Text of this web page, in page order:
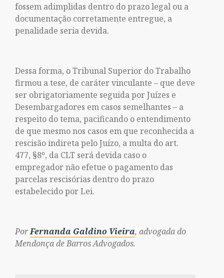
fossem adimplidas dentro do prazo legal ou a
documentação corretamente entregue, a
penalidade seria devida.
Dessa forma, o Tribunal Superior do Trabalho
firmou a tese, de caráter vinculante – que deve
ser obrigatoriamente seguida por Juízes e
Desembargadores em casos semelhantes – a
respeito do tema, pacificando o entendimento
de que mesmo nos casos em que reconhecida a
rescisão indireta pelo Juízo, a multa do art.
477, §8º, da CLT será devida caso o
empregador não efetue o pagamento das
parcelas rescisórias dentro do prazo
estabelecido por Lei.
PorFernanda Galdino Vieira, advogada do
Mendonça de Barros Advogados.